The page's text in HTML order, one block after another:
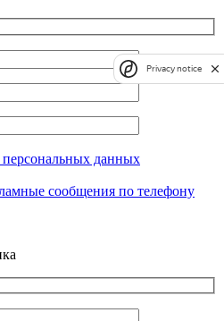
персональных данных
сообщения по телефону
Privacy notice